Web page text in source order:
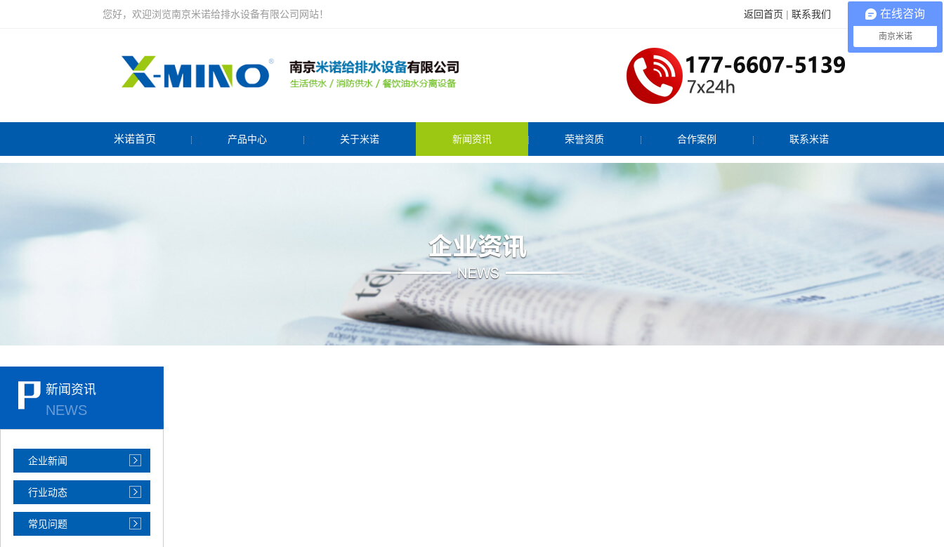
您好，欢迎浏览南京米诺给排水设备有限公司网站！ 返回首页 | 联系我们
米诺首页 产品中心 关于米诺 新闻资讯 荣誉资质 合作案例 联系米诺
新闻资讯
NEWS
企业新闻
行业动态
常见问题
在线咨询
南京米诺